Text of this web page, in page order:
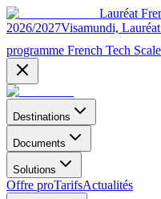
Lauréat
2026/2027Visamundi,
programme French Tech
Destinations
Documents
Solutions
Offre proTarifsActualités